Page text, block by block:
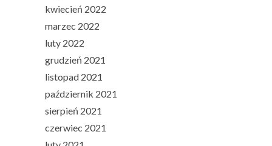
kwiecień 2022
marzec 2022
luty 2022
grudzień 2021
listopad 2021
październik 2021
sierpień 2021
czerwiec 2021